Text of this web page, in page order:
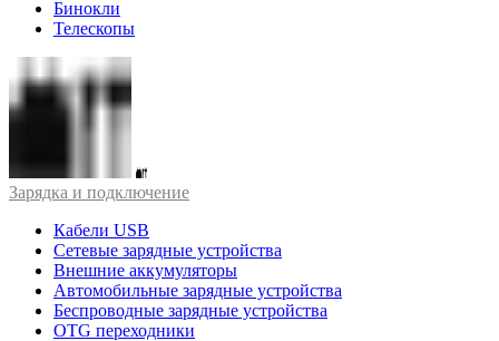
Бинокли
Телескопы
Зарядка и подключение
Кабели USB
Сетевые зарядные устройства
Внешние аккумуляторы
Автомобильные зарядные устройства
Беспроводные зарядные устройства
OTG переходники